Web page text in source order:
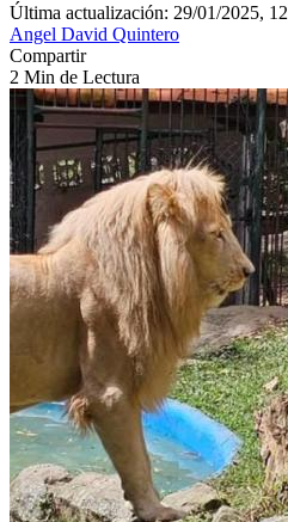
Última actualización: 29/01/2025, 12
Angel David Quintero
Compartir
2 Min de Lectura